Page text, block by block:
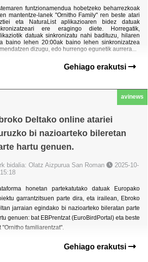
funtzionamendua hobetzeko beharrezkoak
mantentze-lanek "Ornitho Family" ren beste atari
eta NaturaList aplikazioaren bidez datuak
ere eragingo diete. Horregatik,
datuak sinkronizatu nahi badituzu, hilaren
baino lehen 20:00ak baino lehen sinkronizatzea
dizugu, edo hurrengo egunetik aurrera...
Gehiago erakutsi
avinews
Deltako online atariei
bi nazioarteko bileretan
hartu genuen.
bidalia: Olatz Aizpurua San Roman
2025-10-
honetan partekatutako datuak Europako
garrantzitsuen parte dira, eta irailean, Ebroko
jarraian egindako bi nazioarteko bileratan parte
genuen: bat EBPrentzat (EuroBirdPortal) eta beste
"Ornitho familiarentzat".
Gehiago erakutsi